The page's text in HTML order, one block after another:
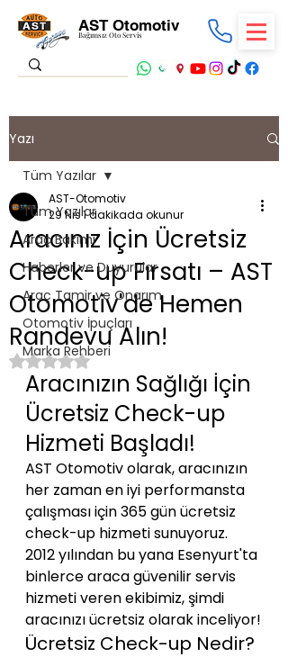
AST Otomotiv
Bağımsız Oto Servis
Yazı
Tüm Yazılar
Araç Bakımı
Haberler ve Duyurular
Araç Tamir ve Onarım
Otomotiv İpuçları
Marka Rehberi
Tüm Yazılar
Aracınız İçin Ücretsiz
Check-up Fırsatı – AST
Otomotiv'de Hemen
Randevu Alın!
AST-Otomotiv
29 Nis1 dakikada okunur
5 üzerinden NaN yıldız
Aracınızın Sağlığı İçin
Ücretsiz Check-up
Hizmeti Başladı!
AST Otomotiv olarak, aracınızın
her zaman en iyi performansta
çalışması için 365 gün ücretsiz
check-up hizmeti sunuyoruz.
2012 yılından bu yana Esenyurt'ta
binlerce araca güvenilir servis
hizmeti veren ekibimiz, şimdi
aracınızı ücretsiz olarak inceliyor!
Ücretsiz Check-up Nedir?